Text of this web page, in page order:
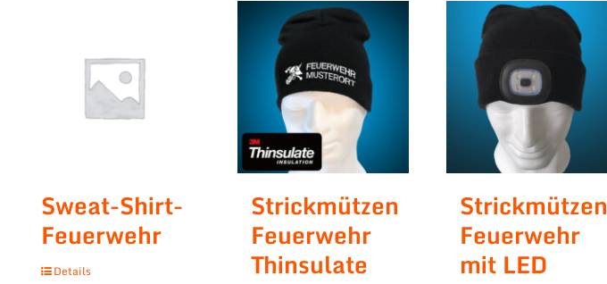
Sweat-Shirt-
Feuerwehr
Details
Strickmützen
Feuerwehr
Thinsulate
Strickmützen
Feuerwehr
mit LED